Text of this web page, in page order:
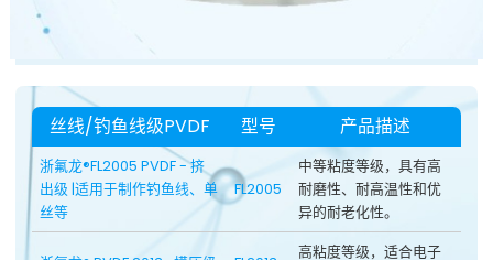
丝线/钓鱼线级PVDF 型号 产品描述
浙氟龙®FL2005 PVDF - 挤
出级 |适用于制作钓鱼线、单
丝等
FL2005
中等粘度等级，具有高
耐磨性、耐高温性和优
异的耐老化性。
高粘度等级，适合电子